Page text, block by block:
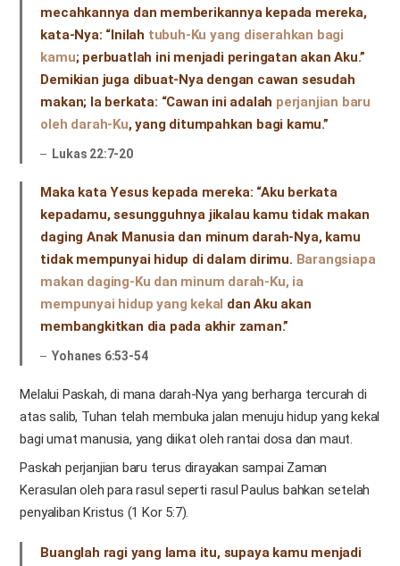
mecahkannya dan memberikannya kepada mereka,
kata-Nya: “Inilah tubuh-Ku yang diserahkan bagi
kamu; perbuatlah ini menjadi peringatan akan Aku.”
Demikian juga dibuat-Nya dengan cawan sesudah
makan; Ia berkata: “Cawan ini adalah perjanjian baru
oleh darah-Ku, yang ditumpahkan bagi kamu.”
Lukas 22:7-20
Maka kata Yesus kepada mereka: “Aku berkata
kepadamu, sesungguhnya jikalau kamu tidak makan
daging Anak Manusia dan minum darah-Nya, kamu
tidak mempunyai hidup di dalam dirimu. Barangsiapa
makan daging-Ku dan minum darah-Ku, ia
mempunyai hidup yang kekal dan Aku akan
membangkitkan dia pada akhir zaman.”
Yohanes 6:53-54
Melalui Paskah, di mana darah-Nya yang berharga tercurah di
atas salib, Tuhan telah membuka jalan menuju hidup yang kekal
bagi umat manusia, yang diikat oleh rantai dosa dan maut.
Paskah perjanjian baru terus dirayakan sampai Zaman
Kerasulan oleh para rasul seperti rasul Paulus bahkan setelah
penyaliban Kristus (1 Kor 5:7).
Buanglah ragi yang lama itu, supaya kamu menjadi